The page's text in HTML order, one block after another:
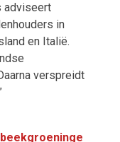
adviseert
in
en Italië.
verspreidt